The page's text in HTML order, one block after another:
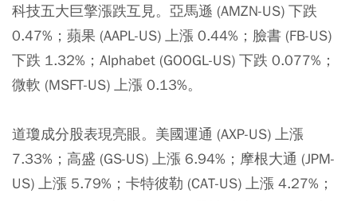
科技五大巨擎漲跌互見。亞馬遜 (AMZN-US) 下跌
0.47%；蘋果 (AAPL-US) 上漲 0.44%；臉書 (FB-US)
下跌 1.32%；Alphabet (GOOGL-US) 下跌 0.077%；
微軟 (MSFT-US) 上漲 0.13%。
道瓊成分股表現亮眼。美國運通 (AXP-US) 上漲
7.33%；高盛 (GS-US) 上漲 6.94%；摩根大通 (JPM-
US) 上漲 5.79%；卡特彼勒 (CAT-US) 上漲 4.27%；